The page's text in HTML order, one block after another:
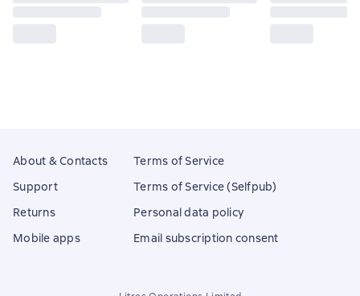
About & Contacts
Support
Returns
Mobile apps
Terms of Service
Terms of Service (Selfpub)
Personal data policy
Email subscription consent